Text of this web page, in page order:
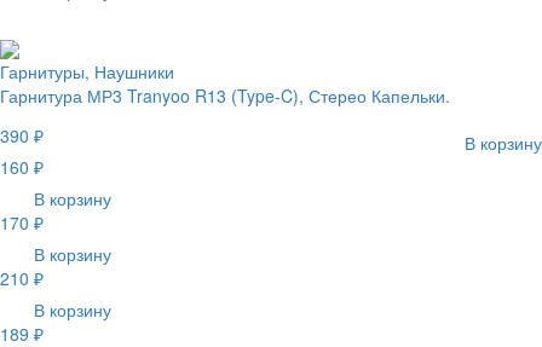
Гарнитуры, Наушники
Гарнитура МР3 Tranyoo R13 (Type-C), Стерео Капельки.
390 ₽
В корзину
160 ₽
В корзину
170 ₽
В корзину
210 ₽
В корзину
189 ₽